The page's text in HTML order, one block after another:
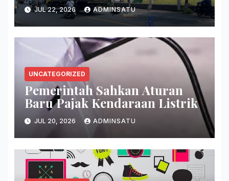
JUL 22, 2026 ADMINSATU
UNCATEGORIZED
Pemerintah Sahkan Aturan
Baru Pajak Kendaraan Listrik
JUL 20, 2026 ADMINSATU